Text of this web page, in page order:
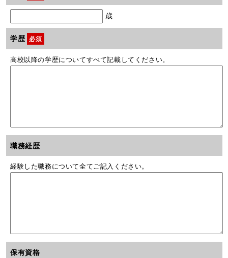
歳
学歴 必須
高校以降の学歴についてすべて記載してください。
職務経歴
経験した職務について全てご記入ください。
保有資格